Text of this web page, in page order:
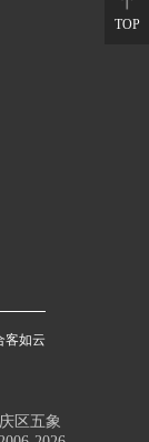
客如云
区五象
TOP